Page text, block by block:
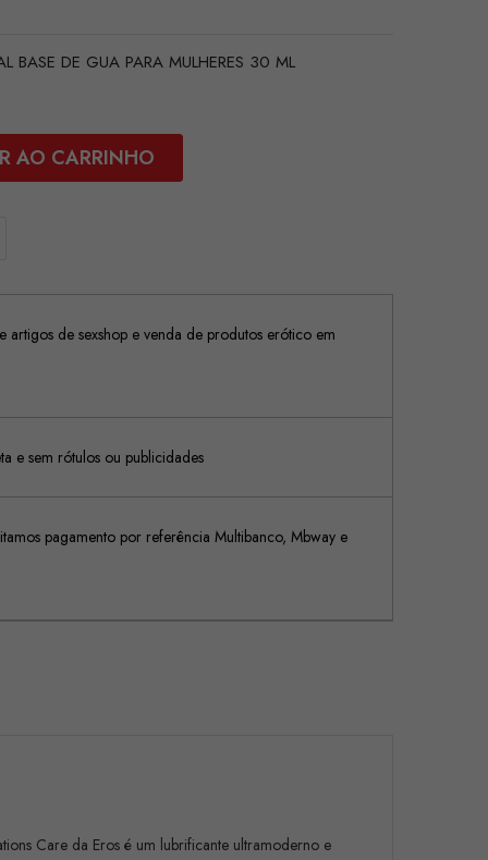
BASE DE GUA PARA MULHERES 30 ML
AO CARRINHO
artigos de sexshop e venda de produtos erótico em
e sem rótulos ou publicidades
pagamento por referência Multibanco, Mbway e
Care da Eros é um lubrificante ultramoderno e